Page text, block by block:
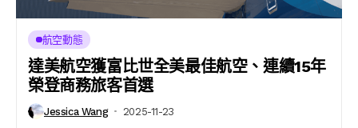
航空動態
達美航空獲富比世全美最佳航空、連續15年
榮登商務旅客首選
Jessica Wang 2025-11-23